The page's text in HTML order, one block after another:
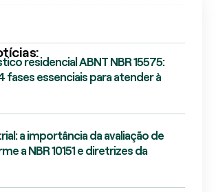
residencial ABNT NBR 15575:
fases essenciais para atender à
a importância da avaliação de
a NBR 10151 e diretrizes da